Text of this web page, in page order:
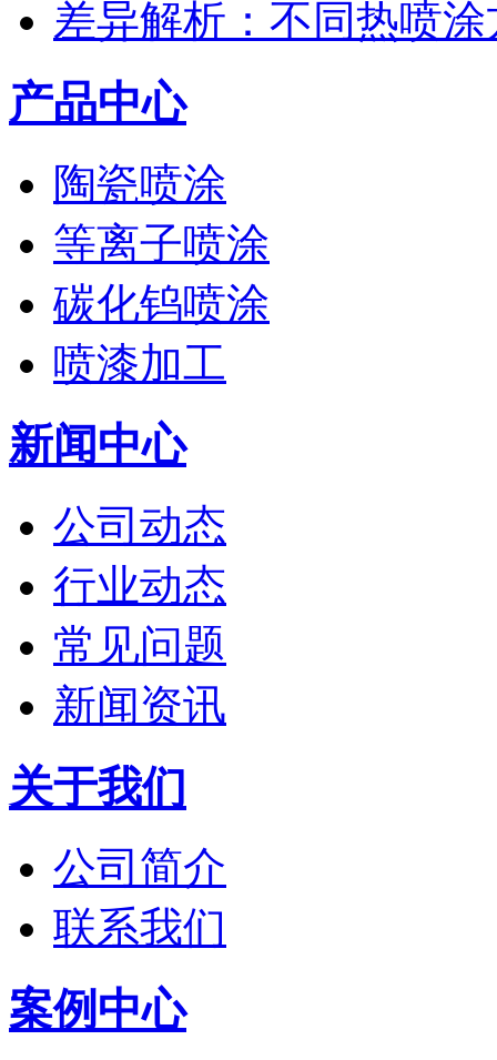
差异解析：不同热喷
产品中心
陶瓷喷涂
等离子喷涂
碳化钨喷涂
喷漆加工
新闻中心
公司动态
行业动态
常见问题
新闻资讯
关于我们
公司简介
联系我们
案例中心